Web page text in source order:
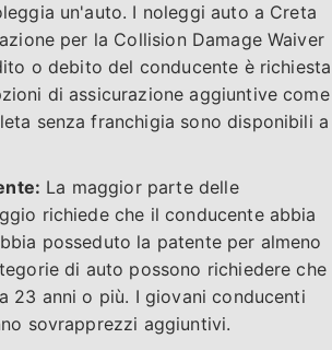
un'auto. I noleggi auto a Creta
per la Collision Damage Waiver
o debito del conducente è richiesta
di assicurazione aggiuntive come
senza franchigia sono disponibili a
La maggior parte delle
richiede che il conducente abbia
posseduto la patente per almeno
di auto possono richiedere che
23 anni o più. I giovani conducenti
sovrapprezzi aggiuntivi.